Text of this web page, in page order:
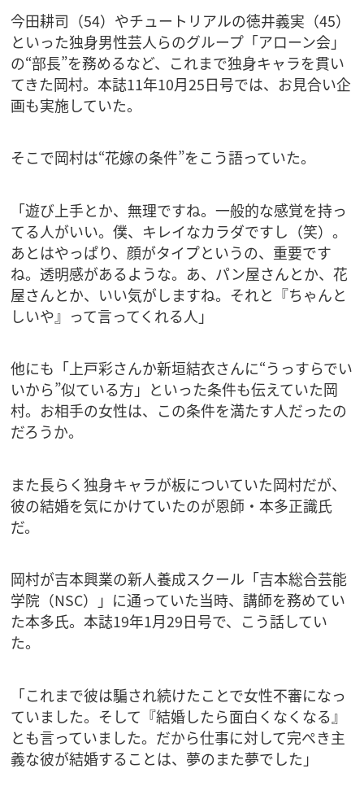
今田耕司（54）やチュートリアルの徳井義実（45）
といった独身男性芸人らのグループ「アローン会」
の“部長”を務めるなど、これまで独身キャラを貫い
てきた岡村。本誌11年10月25日号では、お見合い企
画も実施していた。
そこで岡村は“花嫁の条件”をこう語っていた。
「遊び上手とか、無理ですね。一般的な感覚を持っ
てる人がいい。僕、キレイなカラダですし（笑）。
あとはやっぱり、顔がタイプというの、重要です
ね。透明感があるような。あ、パン屋さんとか、花
屋さんとか、いい気がしますね。それと『ちゃんと
しいや』って言ってくれる人」
他にも「上戸彩さんか新垣結衣さんに“うっすらでい
いから”似ている方」といった条件も伝えていた岡
村。お相手の女性は、この条件を満たす人だったの
だろうか。
また長らく独身キャラが板についていた岡村だが、
彼の結婚を気にかけていたのが恩師・本多正識氏
だ。
岡村が吉本興業の新人養成スクール「吉本総合芸能
学院（NSC）」に通っていた当時、講師を務めてい
た本多氏。本誌19年1月29日号で、こう話してい
た。
「これまで彼は騙され続けたことで女性不審になっ
ていました。そして『結婚したら面白くなくなる』
とも言っていました。だから仕事に対して完ぺき主
義な彼が結婚することは、夢のまた夢でした」